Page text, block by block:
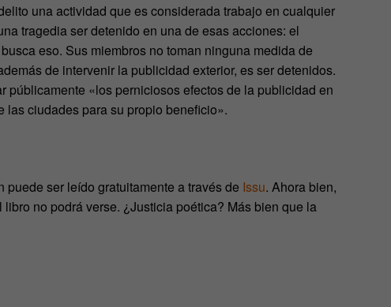
una actividad que es considerada trabajo en cualquier
tragedia ser detenido en una de esas acciones: el
eso. Sus miembros no toman ninguna medida de
de intervenir la publicidad exterior, es ser detenidos.
«los perniciosos efectos de la publicidad en
ciudades para su propio beneficio».
ser leído gratuitamente a través de Issu. Ahora bien,
no podrá verse. ¿Justicia poética? Más bien que la